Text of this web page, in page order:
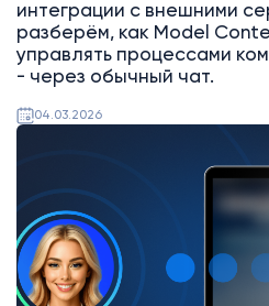
интеграции с внешними
разберём, как Model
управлять процессами
- через обычный чат.
04.03.2026